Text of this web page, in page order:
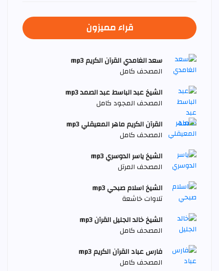
قراء مميزون
سعد الغامدي القرآن الكريم mp3
المصحف كامل
الشيخ عبد الباسط عبد الصمد mp3
المصحف المجود كامل
القرآن الكريم ماهر المعيقلي mp3
المصحف كامل
الشيخ ياسر الدوسري mp3
المصحف المرتل
الشيخ اسلام صبحي mp3
تلاوات خاشعة
الشيخ خالد الجليل القرآن mp3
المصحف كامل
فارس عباد القرآن الكريم mp3
المصحف كامل